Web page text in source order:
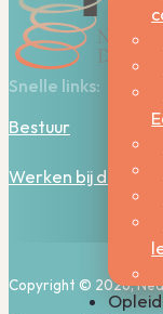
Snelle links:
Bestuur
Werken bij de
Copyright © 2026,